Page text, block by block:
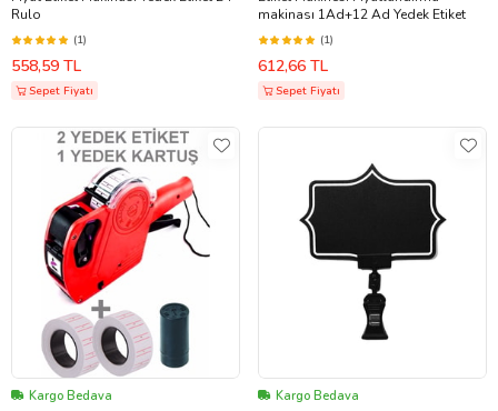
Rulo
(1)
558,59 TL
Sepet Fiyatı
makinası 1Ad+12 Ad Yedek Etiket
(1)
612,66 TL
Sepet Fiyatı
Kargo Bedava Kargo Bedava